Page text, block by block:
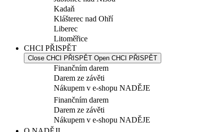
Kadaň
Klášterec nad Ohří
Liberec
Litoměřice
CHCI PŘISPĚT
Close CHCI PŘISPĚT Open CHCI PŘISPĚT
Finančním darem
Darem ze závěti
Nákupem v e-shopu NADĚJE
Finančním darem
Darem ze závěti
Nákupem v e-shopu NADĚJE